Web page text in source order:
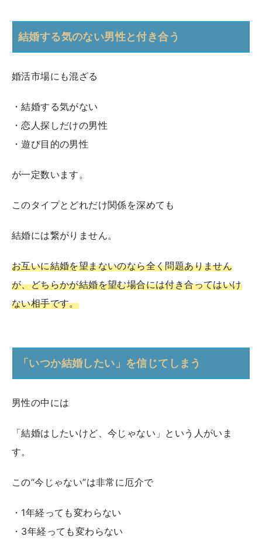
結婚する気のない男性と付き合う
婚活市場にも混ざる
・結婚する気がない
・恋人探しだけの男性
・遊び目的の男性
が一定数います。
このタイプとどれだけ関係を深めても
結婚には繋がりません。
お互いに結婚を望まないのなら全く問題ありません
が、どちらかが結婚を望む場合には付き合ってはいけ
ない相手です。
「いつか結婚したい」を信じてしまう
男性の中には
「結婚はしたいけど、今じゃない」という人がいま
す。
この“今じゃない”は非常に厄介で
・1年経っても変わらない
・3年経っても変わらない